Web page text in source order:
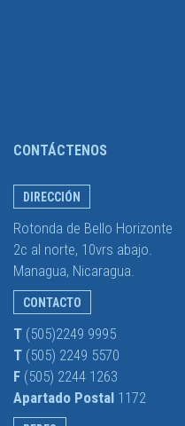
CONTÁCTENOS
DIRECCIÓN
Rotonda de Bello Horizonte
2c al norte, 10vrs abajo.
Managua, Nicaragua.
CONTACTO
T (505)2249 9995
T (505) 2249 5570
F (505) 2244 1263
Apartado Postal 1172